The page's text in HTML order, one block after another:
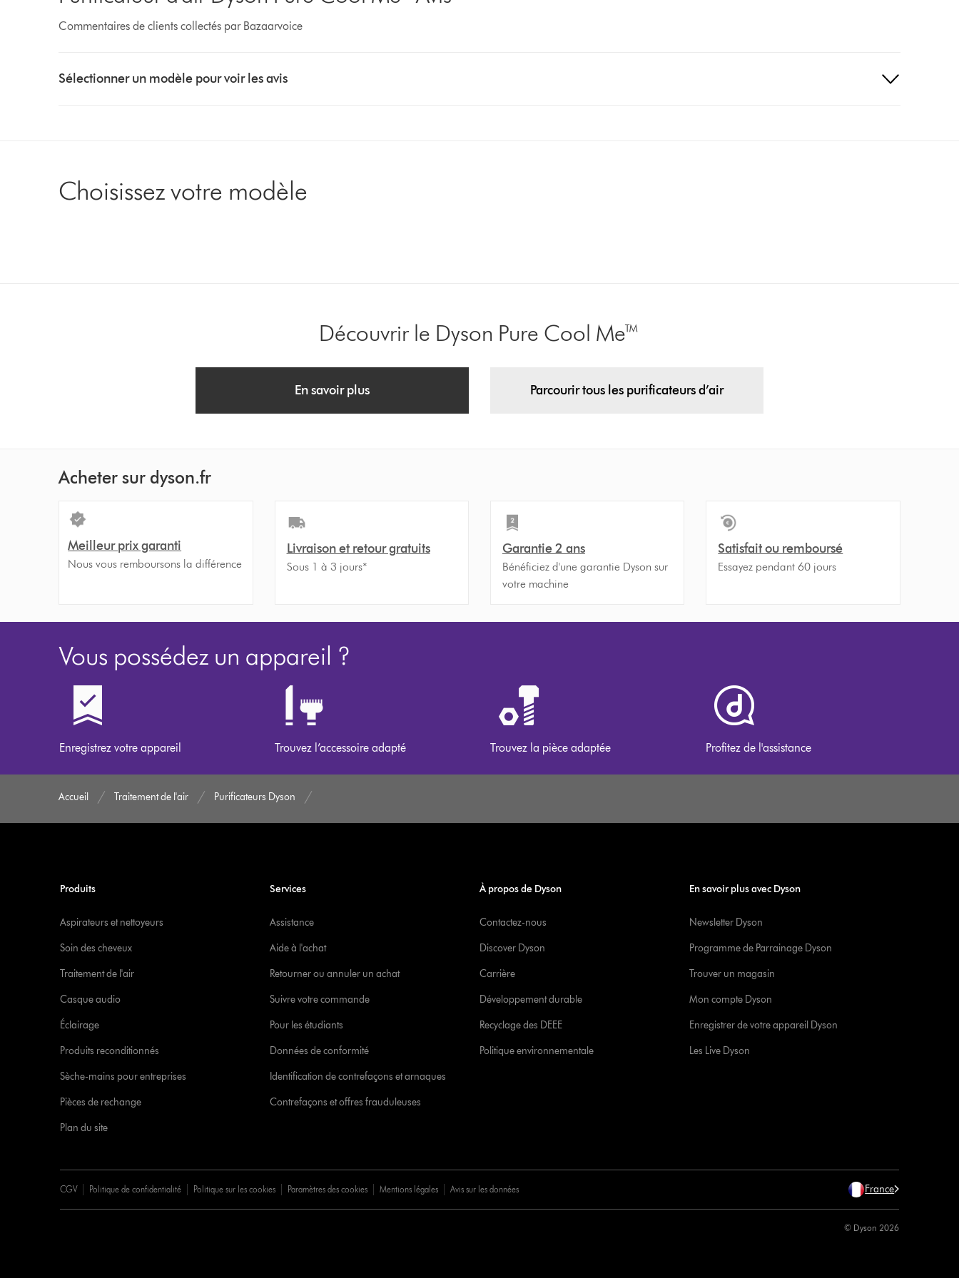
Commentaires de clients collectés par Bazaarvoice
a
show
reviews
Sélectionner un modèle pour voir les avis
Choisissez votre modèle
Découvrir le Dyson Pure Cool Me™
En savoir plus Parcourir tous les purificateurs d’air
Acheter sur dyson.fr
Meilleur prix garanti
Nous vous remboursons la différence
Livraison et retour gratuits
Sous 1 à 3 jours*
Garantie 2 ans
Bénéficiez d'une garantie Dyson sur
votre machine
Satisfait ou remboursé
Essayez pendant 60 jours
Vous possédez un appareil ?
Enregistrez votre appareil Trouvez l’accessoire adapté Trouvez la pièce adaptée Profitez de l'assistance
Accueil Traitement de l'air Purificateurs Dyson
Produits
Aspirateurs et nettoyeurs
Soin des cheveux
Traitement de l'air
Casque audio
Éclairage
Produits reconditionnés
Sèche-mains pour entreprises
Pièces de rechange
Plan du site
Services
Assistance
Aide à l'achat
Retourner ou annuler un achat
Suivre votre commande
Pour les étudiants
Données de conformité
Identification de contrefaçons et arnaques
Contrefaçons et offres frauduleuses
À propos de Dyson
Contactez-nous
Discover Dyson
Carrière
Développement durable
Recyclage des DEEE
Politique environnementale
En savoir plus avec Dyson
Newsletter Dyson
Programme de Parrainage Dyson
Trouver un magasin
Mon compte Dyson
Enregistrer de votre appareil Dyson
Les Live Dyson
CGV Politique de confidentialité Politique sur les cookies Paramètres des cookies Mentions légales Avis sur les données France
© Dyson 2026